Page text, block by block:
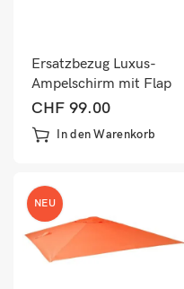
Ersatzbezug Luxus-
Ampelschirm mit Flap
Sonnenschirmbezug
3x4m terracotta
CHF 99.00
In den Warenkorb
NEU